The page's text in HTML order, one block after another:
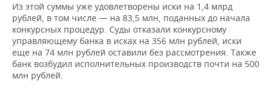
Из этой суммы уже удовлетворены иски на 1,4 млрд
рублей, в том числе — на 83,5 млн, поданных до начала
конкурсных процедур. Суды отказали конкурсному
управляющему банка в исках на 356 млн рублей, иски
еще на 74 млн рублей оставили без рассмотрения. Также
банк возбудил исполнительных производств почти на 500
млн рублей.